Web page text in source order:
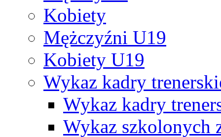
Kobiety
Mężczyźni U19
Kobiety U19
Wykaz kadry
Wykaz kadry
Wykaz szkolonych